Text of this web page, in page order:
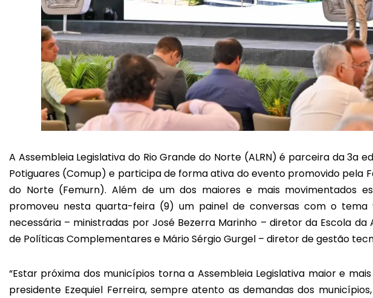
A Assembleia Legislativa do Rio Grande do Norte (ALRN) é parceira da 3a
Potiguares (Comup) e participa de forma ativa do evento promovido pela
do Norte (Femurn). Além de um dos maiores e mais movimentados
promoveu nesta quarta-feira (9) um painel de conversas com o tema
necessária – ministradas por José Bezerra Marinho – diretor da Escola
de Políticas Complementares e Mário Sérgio Gurgel – diretor de gestão
“Estar próxima dos municípios torna a Assembleia Legislativa maior e
presidente Ezequiel Ferreira, sempre atento as demandas dos